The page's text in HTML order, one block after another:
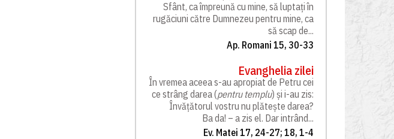
Sfânt, ca împreună cu mine, să luptați în
rugăciuni către Dumnezeu pentru mine, ca
să scap de...
Ap. Romani 15, 30-33
Evanghelia zilei
În vremea aceea s-au apropiat de Petru cei
ce strâng darea (pentru templu) și i-au zis:
Învățătorul vostru nu plătește darea?
Ba da! – a zis el. Dar intrând...
Ev. Matei 17, 24-27; 18, 1-4